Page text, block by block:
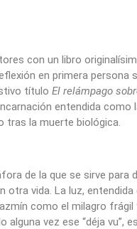
con un libro
en primera persona
título El relámpago
entendida como
tras la muerte biológica.
de la que se sirve para
otra vida. La luz,
como el milagro frágil
vez ese “déja vu”,